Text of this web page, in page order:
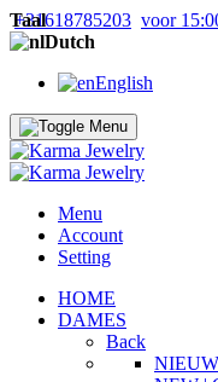
+31618785203 voor
Taal
Dutch
English
Menu
Account
Setting
HOME
DAMES
Back
NIEUW